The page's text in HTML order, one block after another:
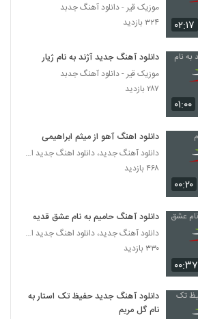
آهنگ حسین رستگار بنام مگه از تو می خواستم
Davood Servati Dooset Daram
۲۶۱ بازدید
رامین صاحبی آهنگ جهان بی قرار
دانلود آهنگ رضا مدنی نت عاشقی
دانلود آهنگ راما (جدید) لیلا
۳۹۶ بازدید
دانلود آهنگ عکس های یادگاری از حامد
۰۲:۱۷
موزیک قیر - دانلود آهنگ جدبد
۳۲۴ بازدید
۰۱:۰۰
دانلود آهنگ جدید آژند به نام ژیار
موزیک قیر - دانلود آهنگ جدبد
۲۸۷ بازدید
۰۰:۲۰
دانلود اهنگ آهو از میثم ابراهیمی
دانلود آهنگ جدید، دانلود اهنگ جدید ایرانی
۴۶۸ بازدید
۰۰:۳۷
دانلود آهنگ حامیم به نام عشق قدیمی
دانلود آهنگ جدید، دانلود اهنگ جدید ایرانی
۳۳۰ بازدید
دانلود آهنگ جدید حفیظ تک استار به
نام گل مریم